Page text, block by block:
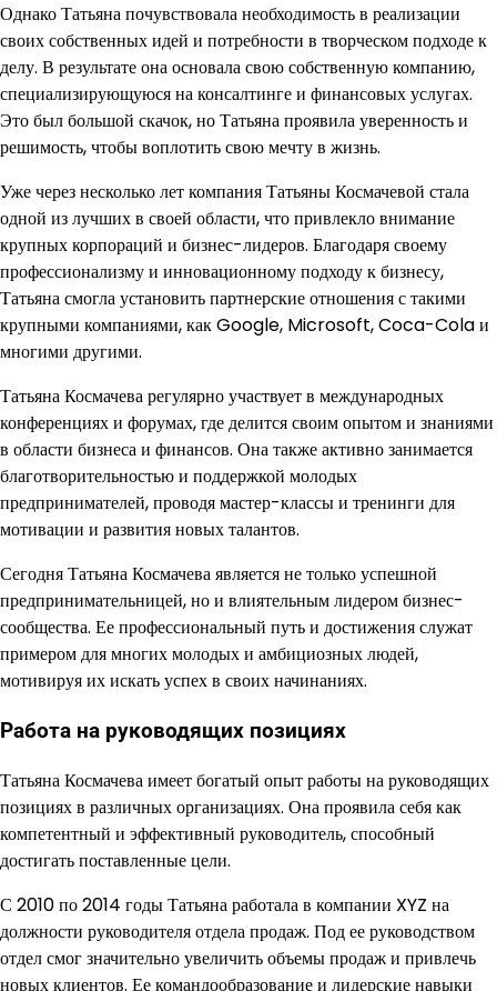
Однако Татьяна почувствовала необходимость в реализации
своих собственных идей и потребности в творческом подходе к
делу. В результате она основала свою собственную компанию,
специализирующуюся на консалтинге и финансовых услугах.
Это был большой скачок, но Татьяна проявила уверенность и
решимость, чтобы воплотить свою мечту в жизнь.
Уже через несколько лет компания Татьяны Космачевой стала
одной из лучших в своей области, что привлекло внимание
крупных корпораций и бизнес-лидеров. Благодаря своему
профессионализму и инновационному подходу к бизнесу,
Татьяна смогла установить партнерские отношения с такими
крупными компаниями, как Google, Microsoft, Coca-Cola и
многими другими.
Татьяна Космачева регулярно участвует в международных
конференциях и форумах, где делится своим опытом и знаниями
в области бизнеса и финансов. Она также активно занимается
благотворительностью и поддержкой молодых
предпринимателей, проводя мастер-классы и тренинги для
мотивации и развития новых талантов.
Сегодня Татьяна Космачева является не только успешной
предпринимательницей, но и влиятельным лидером бизнес-
сообщества. Ее профессиональный путь и достижения служат
примером для многих молодых и амбициозных людей,
мотивируя их искать успех в своих начинаниях.
Работа на руководящих позициях
Татьяна Космачева имеет богатый опыт работы на руководящих
позициях в различных организациях. Она проявила себя как
компетентный и эффективный руководитель, способный
достигать поставленные цели.
С 2010 по 2014 годы Татьяна работала в компании XYZ на
должности руководителя отдела продаж. Под ее руководством
отдел смог значительно увеличить объемы продаж и привлечь
новых клиентов. Ее командообразование и лидерские навыки